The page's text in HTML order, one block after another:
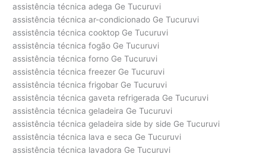
assistência técnica adega Ge Tucuruvi
assistência técnica ar-condicionado Ge Tucuruvi
assistência técnica cooktop Ge Tucuruvi
assistência técnica fogão Ge Tucuruvi
assistência técnica forno Ge Tucuruvi
assistência técnica freezer Ge Tucuruvi
assistência técnica frigobar Ge Tucuruvi
assistência técnica gaveta refrigerada Ge Tucuruvi
assistência técnica geladeira Ge Tucuruvi
assistência técnica geladeira side by side Ge Tucuruvi
assistência técnica lava e seca Ge Tucuruvi
assistência técnica lavadora Ge Tucuruvi